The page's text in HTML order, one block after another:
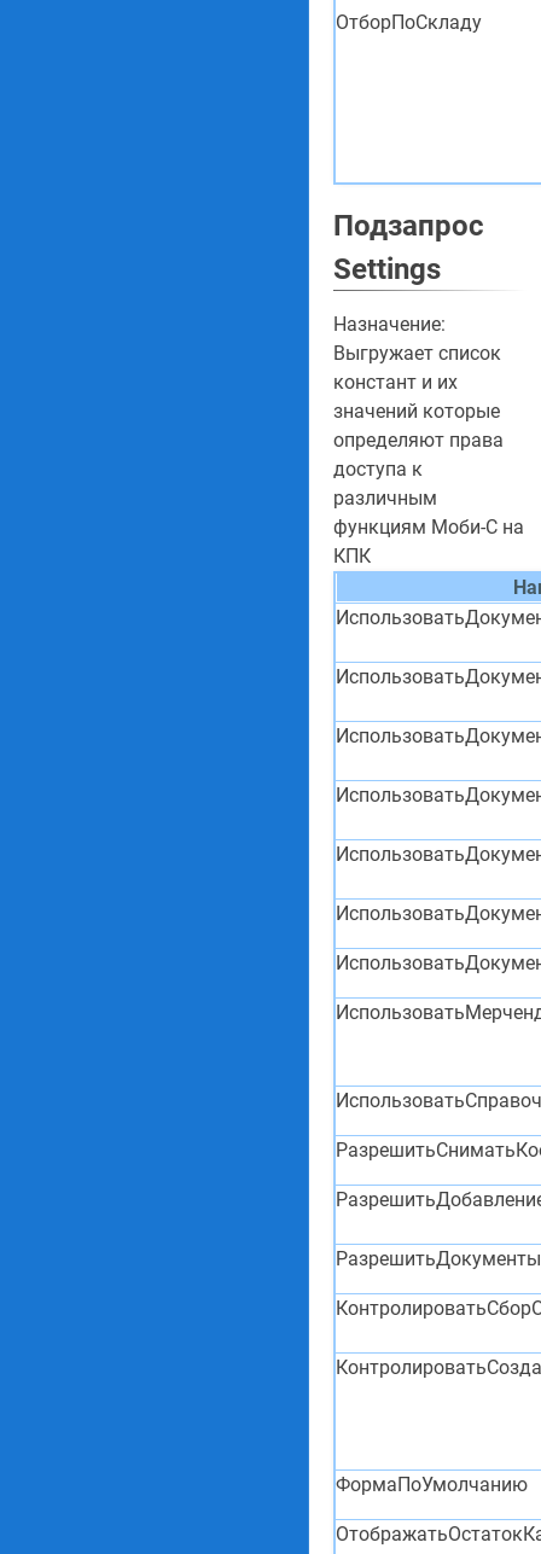
ОтборПоСкладу
Подзапрос
Settings
Назначение:
Выгружает список
констант и их
значений которые
определяют права
доступа к
различным
функциям Моби-С на
КПК
ФормаПоУмолчанию